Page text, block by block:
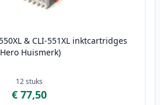
& CLI-551XL inktcartridges
Huismerk)
12stuks
€ 77,50